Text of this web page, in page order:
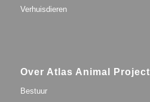
Verhuisdieren
Over Atlas Animal Project
Bestuur